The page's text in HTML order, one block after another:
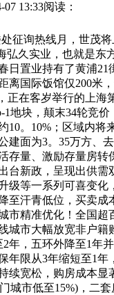
07 13:33阅读：
询热线月，世茂将
弘久实业，也就是东
日置业持有了黄浦21
离国际饭馆仅200米
正在客岁举行的上海
1地块，颠末34轮竞价
10。10%；区域内将
建面为3。35万方、
存量、激励存量房转
台新政，呈现出供需
级等一系列可喜变化
至汗青低位，买卖成
市精准优化！全国超
城市大幅放宽非户籍
年，五环外降至1年
年限从3年缩短至1年
续宽松，购房成本显
城市低至15%)，二